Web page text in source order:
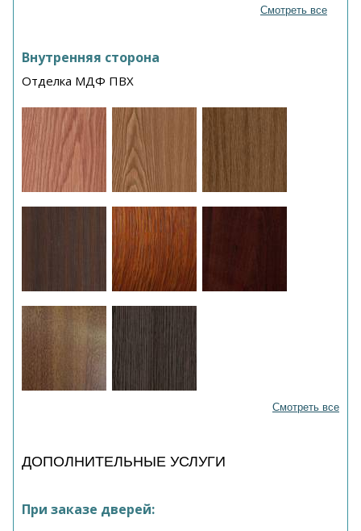
Смотреть все
Внутренняя сторона
Отделка МДФ ПВХ
Смотреть все
ДОПОЛНИТЕЛЬНЫЕ УСЛУГИ
При заказе дверей: